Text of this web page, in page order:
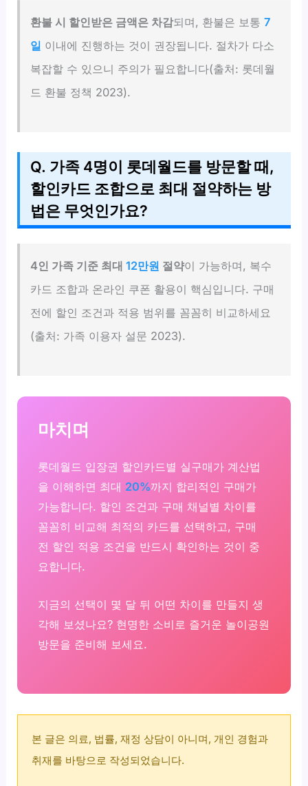
환불 시 할인받은 금액은 차감되며, 환불은 보통7
일 이내에 진행하는 것이 권장됩니다. 절차가 다소
복잡할 수 있으니 주의가 필요합니다(출처: 롯데월
드 환불 정책 2023).
Q. 가족 4명이 롯데월드를 방문할 때,
할인카드 조합으로 최대 절약하는 방
법은 무엇인가요?
4인 가족 기준 최대12만원 절약이 가능하며, 복수
카드 조합과 온라인 쿠폰 활용이 핵심입니다. 구매
전에 할인 조건과 적용 범위를 꼼꼼히 비교하세요
(출처: 가족 이용자 설문 2023).
마치며
롯데월드 입장권 할인카드별 실구매가 계산법
을 이해하면 최대 20%까지 합리적인 구매가
가능합니다. 할인 조건과 구매 채널별 차이를
꼼꼼히 비교해 최적의 카드를 선택하고, 구매
전 할인 적용 조건을 반드시 확인하는 것이 중
요합니다.
지금의 선택이 몇 달 뒤 어떤 차이를 만들지 생
각해 보셨나요? 현명한 소비로 즐거운 놀이공원
방문을 준비해 보세요.
본 글은 의료, 법률, 재정 상담이 아니며, 개인 경험과
취재를 바탕으로 작성되었습니다.